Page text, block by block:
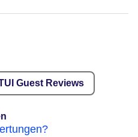
Guest Reviews